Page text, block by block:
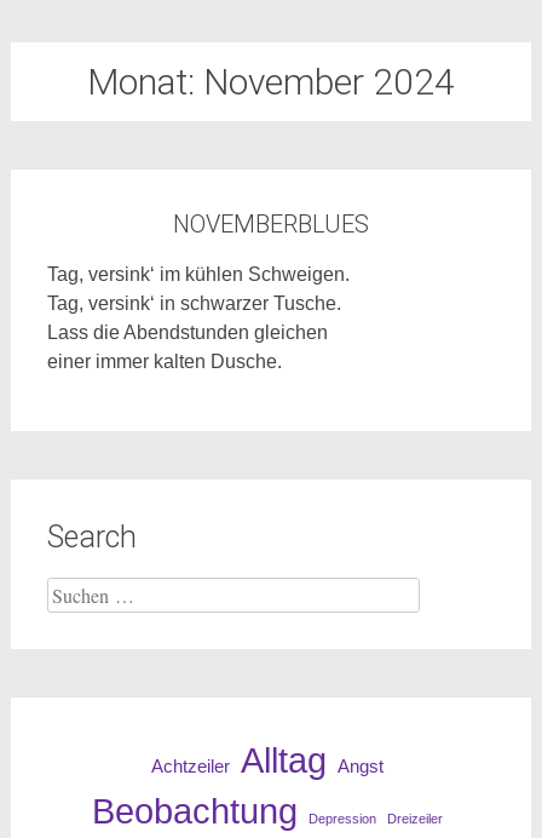
Monat: November 2024
NOVEMBERBLUES
Tag, versink‘ im kühlen Schweigen.
Tag, versink‘ in schwarzer Tusche.
Lass die Abendstunden gleichen
einer immer kalten Dusche.
Search
Suche
nach:
Achtzeiler Alltag Angst
Beobachtung Depression Dreizeiler